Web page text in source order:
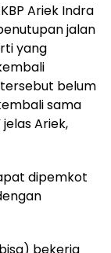
Ariek Indra
jalan
yang
belum
sama
Ariek,
dipemkot
bekerja